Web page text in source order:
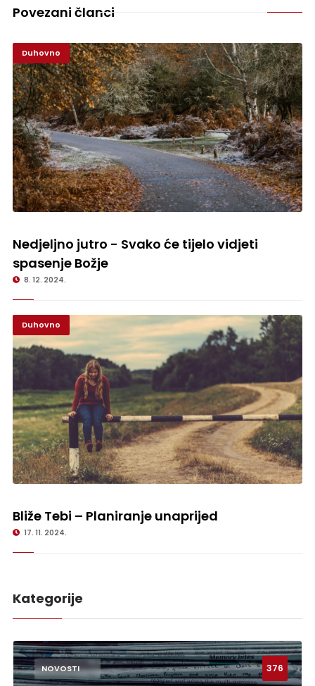
Povezani članci
Duhovno
Nedjeljno jutro - Svako će tijelo vidjeti spasenje Božje
Nedjeljno jutro - Svako će tijelo vidjeti
spasenje Božje
8. 12. 2024.
Duhovno
Bliže Tebi – Planiranje unaprijed
Bliže Tebi – Planiranje unaprijed
17. 11. 2024.
Kategorije
NOVOSTI 376